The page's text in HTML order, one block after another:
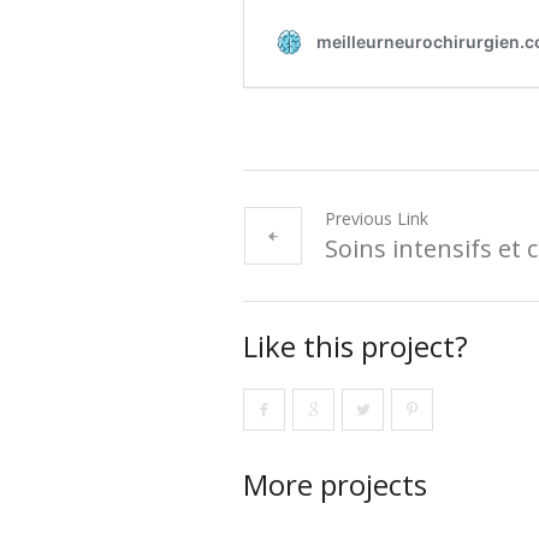
Previous Link
Soins intensifs et
Like this project?
More projects